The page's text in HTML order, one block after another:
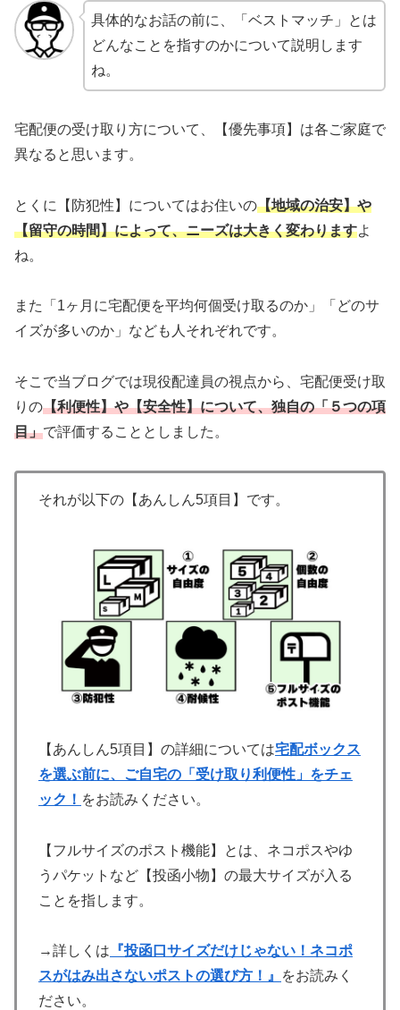
具体的なお話の前に、「ベストマッチ」とは
どんなことを指すのかについて説明します
ね。
宅配便の受け取り方について、【優先事項】は各ご家庭で
異なると思います。
とくに【防犯性】についてはお住いの【地域の治安】や
【留守の時間】によって、ニーズは大きく変わりますよ
ね。
また「1ヶ月に宅配便を平均何個受け取るのか」「どのサ
イズが多いのか」なども人それぞれです。
そこで当ブログでは現役配達員の視点から、宅配便受け取
りの【利便性】や【安全性】について、独自の「５つの項
目」で評価することとしました。
それが以下の【あんしん5項目】です。
【あんしん5項目】の詳細については宅配ボックス
を選ぶ前に、ご自宅の「受け取り利便性」をチェ
ック！ をお読みください。
【フルサイズのポスト機能】とは、ネコポスやゆ
うパケットなど【投函小物】の最大サイズが入る
ことを指します。
→詳しくは 『投函口サイズだけじゃない！ネコポ
スがはみ出さないポストの選び方！』
をお読みく
ださい。